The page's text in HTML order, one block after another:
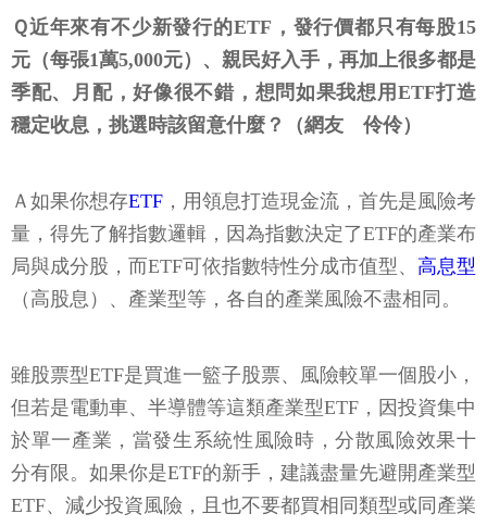
Ｑ近年來有不少新發行的ETF，發行價都只有每股15
元（每張1萬5,000元）、親民好入手，再加上很多都是
季配、月配，好像很不錯，想問如果我想用ETF打造
穩定收息，挑選時該留意什麼？（網友 伶伶）
Ａ如果你想存ETF ，用領息打造現金流，首先是風險考
量，得先了解指數邏輯，因為指數決定了ETF的產業布
局與成分股，而ETF可依指數特性分成市值型、 高息型
（高股息）、產業型等，各自的產業風險不盡相同。
雖股票型ETF是買進一籃子股票、風險較單一個股小，
但若是電動車、半導體等這類產業型ETF，因投資集中
於單一產業，當發生系統性風險時，分散風險效果十
分有限。如果你是ETF的新手，建議盡量先避開產業型
ETF、減少投資風險，且也不要都買相同類型或同產業